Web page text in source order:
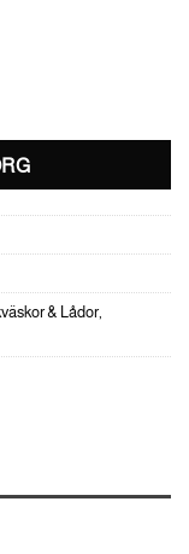
Can-Am mängd
& Lådor,